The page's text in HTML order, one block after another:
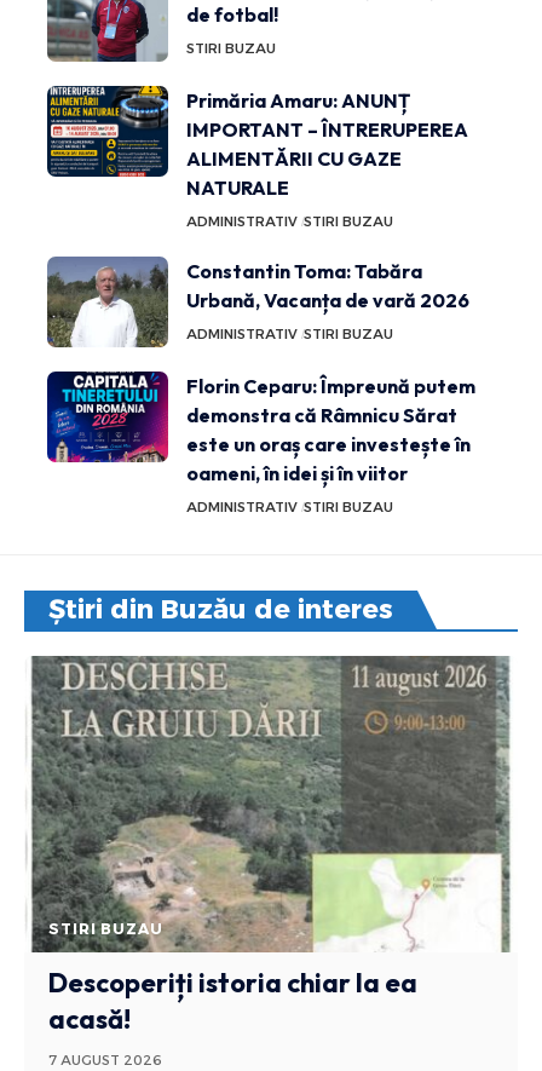
de fotbal!
STIRI BUZAU
Primăria Amaru: ANUNȚ
IMPORTANT – ÎNTRERUPEREA
ALIMENTĂRII CU GAZE
NATURALE
ADMINISTRATIV STIRI BUZAU
Constantin Toma: Tabăra
Urbană, Vacanța de vară 2026
ADMINISTRATIV STIRI BUZAU
Florin Ceparu: Împreună putem
demonstra că Râmnicu Sărat
este un oraș care investește în
oameni, în idei și în viitor
ADMINISTRATIV STIRI BUZAU
Știri din Buzău de interes
STIRI BUZAU
Descoperiți istoria chiar la ea
acasă!
7 AUGUST 2026